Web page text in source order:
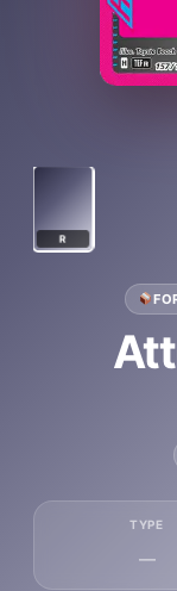
R
TYPE
—